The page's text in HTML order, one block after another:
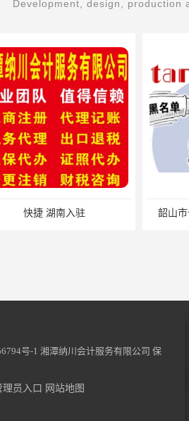
Development, design, production
快捷 湖南入驻 韶山
号-1 湘潭纳川会计服务有限公司 保
理员入口 网站地图